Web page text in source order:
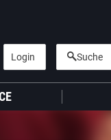
Login Suche